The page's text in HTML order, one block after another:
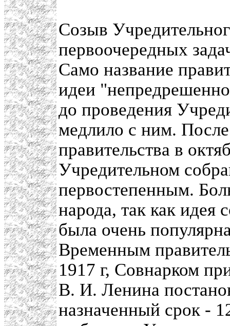
Созыв
первоочередных
Само название
идеи
до проведения
медлило с ним.
правительства в
Учредительном
первостепенным.
народа, так как идея
была очень
Временным
1917 г, Совнарком
В. И. Ленина
назначенный срок -